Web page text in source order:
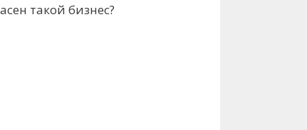
такой бизнес?